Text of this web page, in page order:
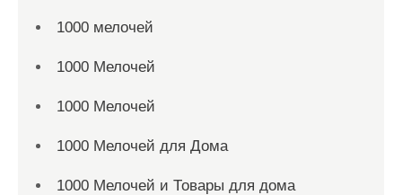
1000 мелочей
1000 Мелочей
1000 Мелочей
1000 Мелочей для Дома
1000 Мелочей и Товары для дома